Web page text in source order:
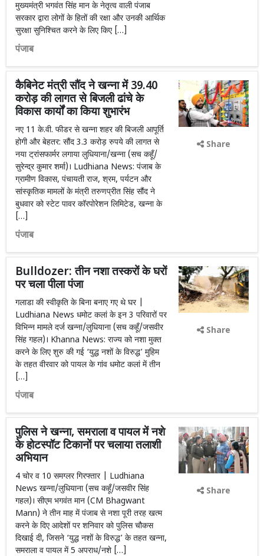
मुख्यमंत्री भगवंत सिंह मान के नेतृत्व वाली पंजाब
सरकार द्वारा लोगों के हितों की रक्षा और उनकी आर्थिक
सुरक्षा सुनिश्चित करने के लिए किए […]
पंजाब
कैबिनेट मंत्री सौंद ने खन्ना में 39.40
करोड़ की लागत से बिजली ढांचे के
विकास कार्यों का किया शुभारंभ
नए 11 के.वी. फीडर से खन्ना शहर की बिजली आपूर्ति
होगी और बेहतर: सौंद 3.3 करोड़ रुपये की लागत से
नया ट्रांसफार्मर लगाया लुधियाना/खन्ना (सच कहूँ/
सुरेन्द्र कुमार शर्मा)। Ludhiana News: पंजाब के
ग्रामीण विकास, पंचायती राज, श्रम, पर्यटन और
सांस्कृतिक मामलों के मंत्री तरुणप्रीत सिंह सौंद ने
बुधवार को स्टेट पावर कॉरपोरेशन लिमिटेड, खन्ना के
[…]
पंजाब
Share
Bulldozer: तीन नशा तस्करों के घरों
पर चला पीला पंजा
गलाडा की स्वीकृति के बिना बनाए गए थे घर |
Ludhiana News धमोट कलां के इन 3 परिवारों पर
विभिन्न मामले दर्ज खन्ना/लुधियाना (सच कहूँ/जसवीर
सिंह गहल)। Khanna News: राज्य को नशा मुक्त
करने के लिए शुरु की गई ‘युद्ध नशों के विरुद्ध’ मुहिम
के तहत वीरवार को पायल के गांव धमोट कलां में तीन
[…]
पंजाब
Share
पुलिस ने खन्ना, समराला व पायल में नशे
के होटस्पॉट टिकानों पर चलाया तलाशी
अभियान
4 चोर व 10 समग्लर गिरफ्तार | Ludhiana
News खन्ना/लुधियाना (सच कहूँ/जसवीर सिंह
गहल)। सीएम भगवंत मान (CM Bhagwant
Mann) ने तीन माह में पंजाब से नशा पूरी तरह खत्म
करने के दिए आदेशों पर शनिवार को पुलिस चौकस
दिखाई दी, जिसने ‘युद्ध नशों के विरुद्ध’ के तहत खन्ना,
समराला व पायल में 5 अपराध/नशे […]
Share